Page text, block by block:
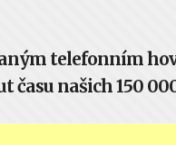
telefonním
času našich 150